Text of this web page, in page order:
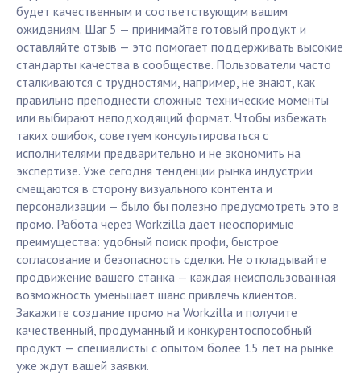
будет качественным и соответствующим вашим
ожиданиям. Шаг 5 — принимайте готовый продукт и
оставляйте отзыв — это помогает поддерживать высокие
стандарты качества в сообществе. Пользователи часто
сталкиваются с трудностями, например, не знают, как
правильно преподнести сложные технические моменты
или выбирают неподходящий формат. Чтобы избежать
таких ошибок, советуем консультироваться с
исполнителями предварительно и не экономить на
экспертизе. Уже сегодня тенденции рынка индустрии
смещаются в сторону визуального контента и
персонализации — было бы полезно предусмотреть это в
промо. Работа через Workzilla дает неоспоримые
преимущества: удобный поиск профи, быстрое
согласование и безопасность сделки. Не откладывайте
продвижение вашего станка — каждая неиспользованная
возможность уменьшает шанс привлечь клиентов.
Закажите создание промо на Workzilla и получите
качественный, продуманный и конкурентоспособный
продукт — специалисты с опытом более 15 лет на рынке
уже ждут вашей заявки.